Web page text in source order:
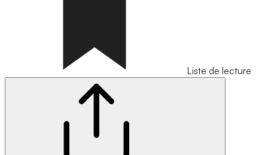
Liste de lecture